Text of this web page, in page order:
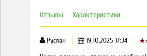
Отзывы Характеристики
Руслан 19.10.2025 17:34